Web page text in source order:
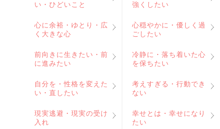
い・ひどいこと
強くしたい
心に余裕・ゆとり・広
く大きな心
心穏やかに・優しく過
ごしたい
前向きに生きたい・前
に進みたい
冷静に・落ち着いた心
を保ちたい
自分を・性格を変えた
い・直したい
考えすぎる・行動でき
ない
現実逃避・現実の受け
入れ
幸せとは・幸せになり
たい